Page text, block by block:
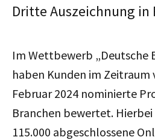
Dritte Auszeichnung in
Im Wettbewerb „Deutsche
haben Kunden im Zeitraum
Februar 2024 nominierte
Branchen bewertet.
115.000 abgeschlossene